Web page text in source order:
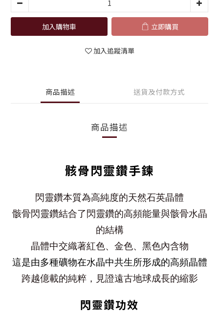
加入購物車 立即購買
加入追蹤清單
商品描述 送貨及付款方式
商品描述
骸骨閃靈鑽手鍊
閃靈鑽本質為高純度的天然石英晶體
骸骨閃靈鑽結合了閃靈鑽的高頻能量與骸骨水晶
的結構
晶體中交織著紅色、金色、黑色內含物
這是由多種礦物在水晶中共生所形成的高頻晶體
跨越億載的純粹，見證遠古地球成長的縮影
閃靈鑽功效